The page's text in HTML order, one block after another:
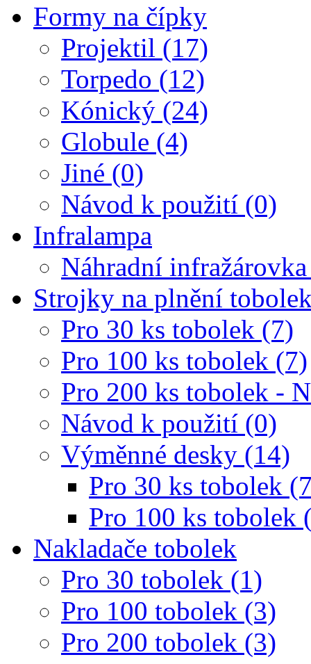
Formy na čípky
Projektil (17)
Torpedo (12)
Kónický (24)
Globule (4)
Jiné (0)
Návod k použití (0)
Infralampa
Náhradní
Strojky na plnění
Pro 30 ks tobolek (7)
Pro 100 ks tobolek (7)
Pro 200 ks tobolek -
Návod k použití (0)
Výměnné desky (14)
Pro 30 ks tobolek
Pro 100 ks tobolek
Nakladače tobolek
Pro 30 tobolek (1)
Pro 100 tobolek (3)
Pro 200 tobolek (3)